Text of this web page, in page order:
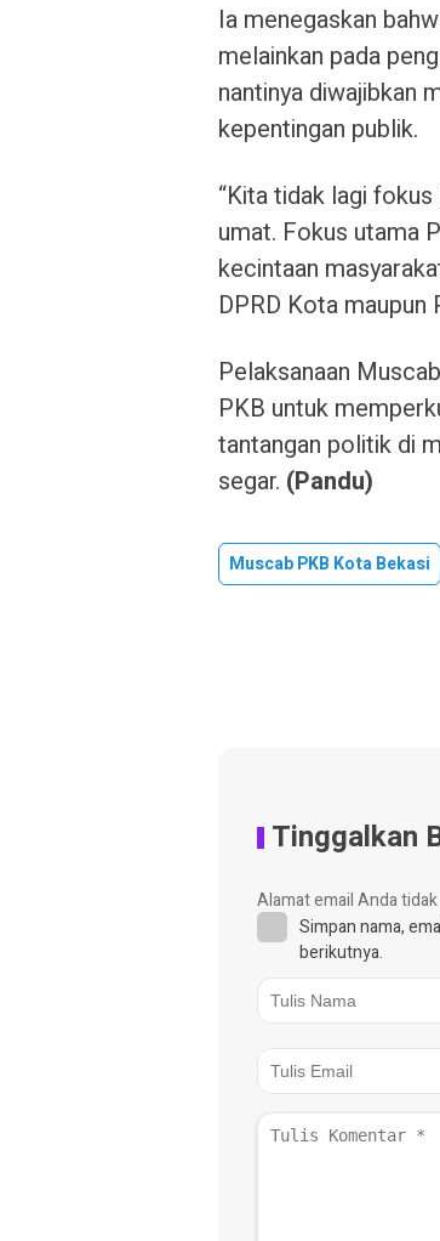
Ia menegaskan
melainkan pada
nantinya diwajibkan
kepentingan publik.
“Kita tidak lagi
umat. Fokus utama
kecintaan
DPRD Kota maupun
Pelaksanaan
PKB untuk
tantangan politik di
segar. (Pandu)
Muscab PKB Kota Bekasi
Tinggalkan
Alamat email Anda
Simpan nama,
berikutnya.